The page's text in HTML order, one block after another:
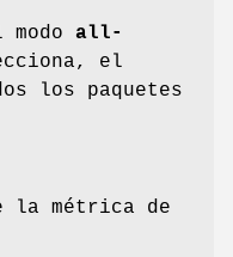
all-
el
los paquetes
la métrica de